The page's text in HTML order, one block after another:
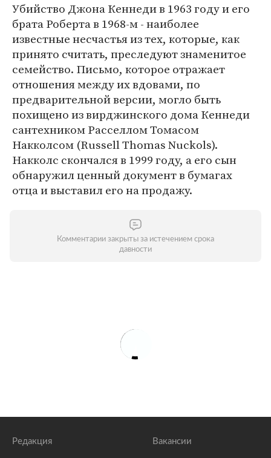
Убийство Джона Кеннеди в 1963 году и его
брата Роберта в 1968-м - наиболее
известные несчастья из тех, которые, как
принято считать, преследуют знаменитое
семейство. Письмо, которое отражает
отношения между их вдовами, по
предварительной версии, могло быть
похищено из вирджинского дома Кеннеди
сантехником Расселлом Томасом
Накколсом (Russell Thomas Nuckols).
Накколс скончался в 1999 году, а его сын
обнаружил ценный документ в бумагах
отца и выставил его на продажу.
Комментарии закрыты за истечением срока
давности
Редакция Вакансии